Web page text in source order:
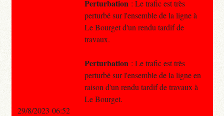
Perturbation : Le trafic est très
perturbé sur l'ensemble de la ligne à
Le Bourget d'un rendu tardif de
travaux.
Perturbation : Le trafic est très
perturbé sur l'ensemble de la ligne en
raison d'un rendu tardif de travaux à
Le Bourget.
29/8/2023 06:52